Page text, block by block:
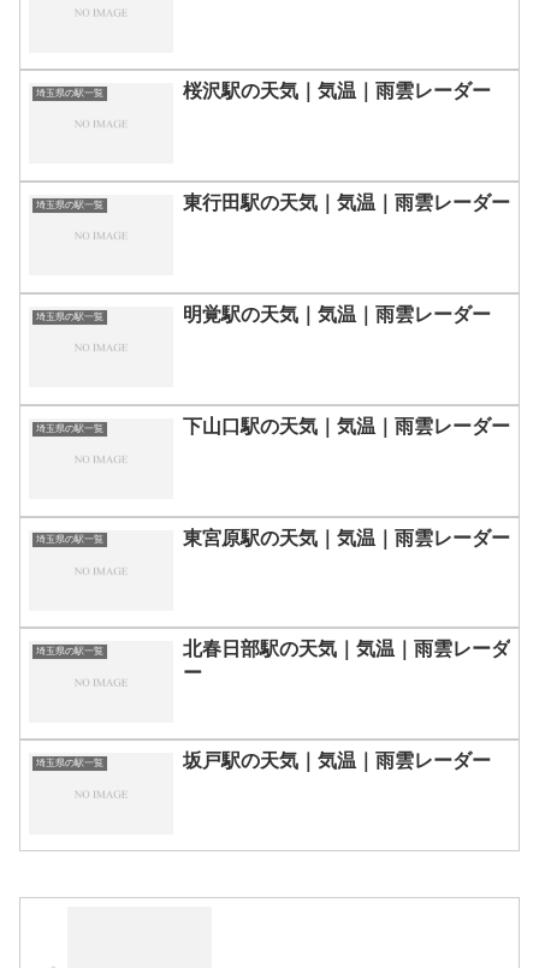
埼玉県の駅一覧 桜沢駅の天気｜気温｜雨雲レーダー
埼玉県の駅一覧 東行田駅の天気｜気温｜雨雲レーダー
埼玉県の駅一覧 明覚駅の天気｜気温｜雨雲レーダー
埼玉県の駅一覧 下山口駅の天気｜気温｜雨雲レーダー
埼玉県の駅一覧 東宮原駅の天気｜気温｜雨雲レーダー
埼玉県の駅一覧
北春日部駅の天気｜気温｜雨雲レーダ
ー
埼玉県の駅一覧 坂戸駅の天気｜気温｜雨雲レーダー